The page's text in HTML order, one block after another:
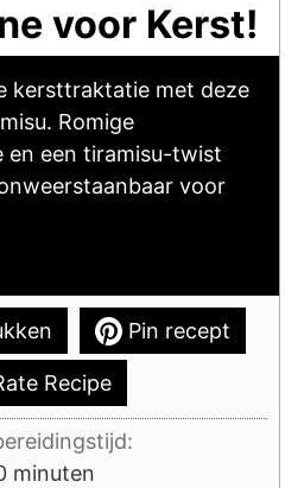
voor Kerst!
kersttraktatie met deze
Romige
en een tiramisu-twist
voor
Pin recept
Recipe
minuten
minuten